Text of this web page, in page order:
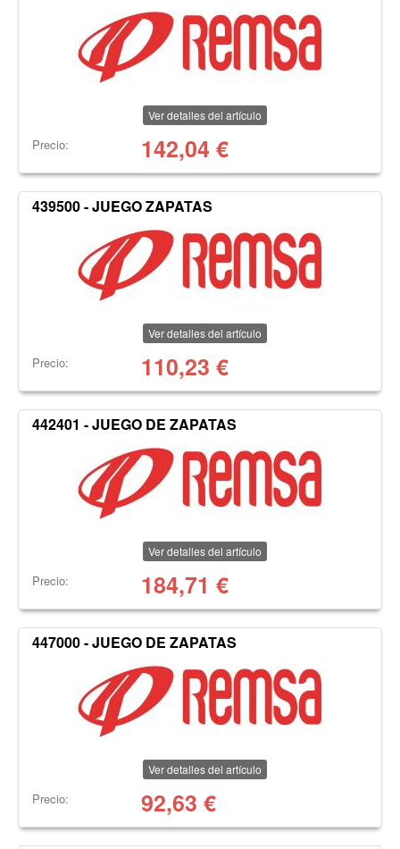
Ver detalles del artículo
Precio: 142,04 €
439500 - JUEGO ZAPATAS
Ver detalles del artículo
Precio: 110,23 €
442401 - JUEGO DE ZAPATAS
Ver detalles del artículo
Precio: 184,71 €
447000 - JUEGO DE ZAPATAS
Ver detalles del artículo
Precio: 92,63 €